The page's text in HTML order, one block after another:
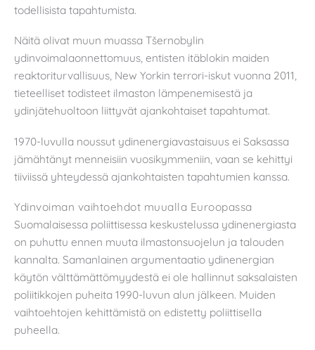
todellisista tapahtumista.
Näitä olivat muun muassa Tšernobylin
ydinvoimalaonnettomuus, entisten itäblokin maiden
reaktoriturvallisuus, New Yorkin terrori-iskut vuonna 2011,
tieteelliset todisteet ilmaston lämpenemisestä ja
ydinjätehuoltoon liittyvät ajankohtaiset tapahtumat.
1970-luvulla noussut ydinenergiavastaisuus ei Saksassa
jämähtänyt menneisiin vuosikymmeniin, vaan se kehittyi
tiiviissä yhteydessä ajankohtaisten tapahtumien kanssa.
Ydinvoiman vaihtoehdot muualla Euroopassa
Suomalaisessa poliittisessa keskustelussa ydinenergiasta
on puhuttu ennen muuta ilmastonsuojelun ja talouden
kannalta. Samanlainen argumentaatio ydinenergian
käytön välttämättömyydestä ei ole hallinnut saksalaisten
poliitikkojen puheita 1990-luvun alun jälkeen. Muiden
vaihtoehtojen kehittämistä on edistetty poliittisella
puheella.